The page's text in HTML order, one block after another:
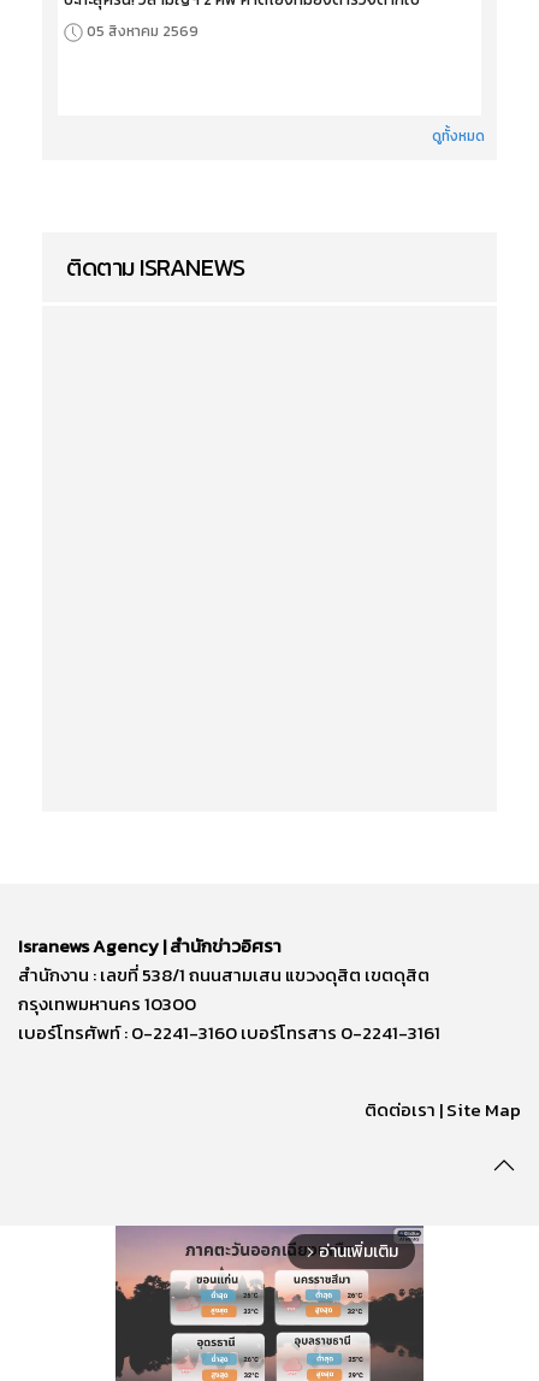
05 สิงหาคม 2569
ดูทั้งหมด
ติดตาม ISRANEWS
Isranews Agency | สำนักข่าวอิศรา
สำนักงาน : เลขที่ 538/1 ถนนสามเสน แขวงดุสิต เขตดุสิต
กรุงเทพมหานคร 10300
เบอร์โทรศัพท์ : 0-2241-3160 เบอร์โทรสาร 0-2241-3161
ติดต่อเรา | Site Map
arrow_forward_ios อ่านเพิ่มเติม